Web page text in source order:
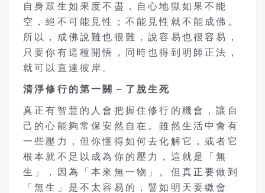
自身眾生如果度不盡，自心地獄如果不能
空，絕不可能見性；不能見性就不能成佛。
所以，成佛說難也很難，說容易也很容易，
只要你有這種開悟，同時也得到明師正法，
就可以直達彼岸。
清淨修行的第一關－了脫生死
真正有智慧的人會把握住修行的機會，讓自
己的心能夠常保安然自在。雖然生活中會有
一些壓力，但你懂得如何去化解它，或者它
根本就不足以成為你的壓力，這就是「無
生」，因為「本來無一物」。但真正要做到
「無生」是不太容易的，譬如明天要繳會